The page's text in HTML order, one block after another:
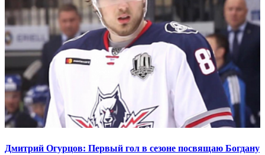
Дмитрий Огурцов: Первый гол в сезоне посвящаю Богдану